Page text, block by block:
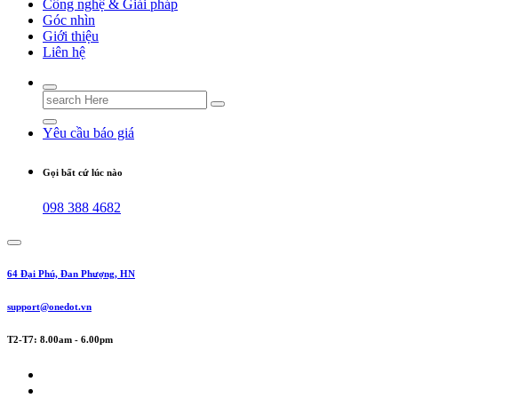
Công nghệ & Giải pháp
Góc nhìn
Giới thiệu
Liên hệ
Search
for:
Yêu cầu báo giá
Gọi bất cứ lúc nào
098 388 4682
64 Đại Phú, Đan Phượng, HN
support@onedot.vn
T2-T7: 8.00am - 6.00pm